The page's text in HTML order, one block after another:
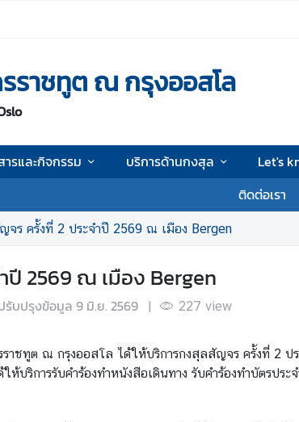
ราชทูต ณ กรุงออสโล
ารและกิจกรรม บริการด้านกงสุล Let's
ติดต่อเรา
จร ครั้งที่ 2 ประจำปี 2569 ณ เมือง Bergen
2569 ณ เมือง Bergen
รับปรุงข้อมูล 9 มิ.ย. 2569 | 227 view
ชทูต ณ กรุงออสโล ได้ให้บริการกงสุลสัญจร ครั้งที่ 2 ป
ห้บริการรับคำร้องทำหนังสือเดินทาง รับคำร้องทำบัตร